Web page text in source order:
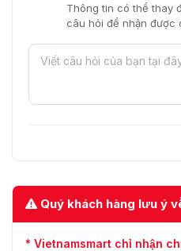
Thông tin có thể thay
câu hỏi để nhận được
Quý khách hàng lưu ý
* Vietnamsmart chỉ nhận